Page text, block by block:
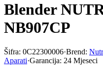
Blender
NB907CP
Šifra: 0C22300006·Brend:
Aparati·Garancija: 24 Mjeseci